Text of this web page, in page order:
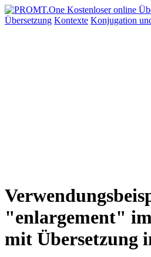
Übersetzung Kontexte Konjugation
"enlargement"
mit Übersetzung